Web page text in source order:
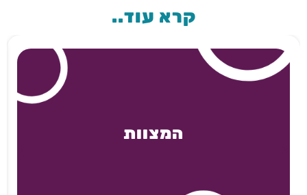
קרא עוד..
המצוות